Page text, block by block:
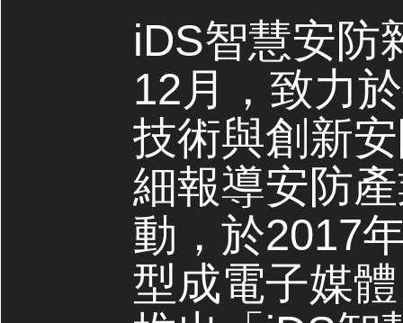
iDS智慧安防
12月，致力
技術與創新
細報導安防
動，於2017
型成電子媒